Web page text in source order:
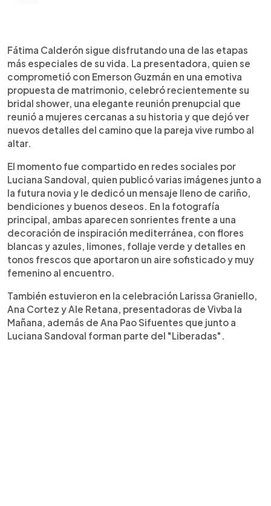
► Escuchar artículo
Fátima Calderón sigue disfrutando una de las etapas
más especiales de su vida. La presentadora, quien se
comprometió con Emerson Guzmán en una emotiva
propuesta de matrimonio, celebró recientemente su
bridal shower, una elegante reunión prenupcial que
reunió a mujeres cercanas a su historia y que dejó ver
nuevos detalles del camino que la pareja vive rumbo al
altar.
El momento fue compartido en redes sociales por
Luciana Sandoval, quien publicó varias imágenes junto a
la futura novia y le dedicó un mensaje lleno de cariño,
bendiciones y buenos deseos. En la fotografía
principal, ambas aparecen sonrientes frente a una
decoración de inspiración mediterránea, con flores
blancas y azules, limones, follaje verde y detalles en
tonos frescos que aportaron un aire sofisticado y muy
femenino al encuentro.
También estuvieron en la celebración Larissa Graniello,
Ana Cortez y Ale Retana, presentadoras de Vivba la
Mañana, además de Ana Pao Sifuentes que junto a
Luciana Sandoval forman parte del "Liberadas".